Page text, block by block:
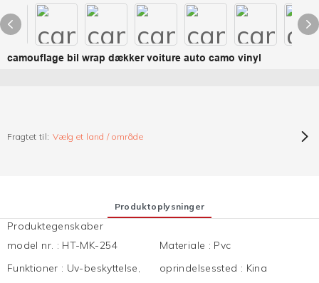
camouflage bil wrap dækker voiture auto camo vinyl
Fragtet til: Vælg et land / område
Produktoplysninger
Produktegenskaber
model nr. : HT-MK-254 Materiale : Pvc
Funktioner : Uv-beskyttelse,
oprindelsessted : Kina